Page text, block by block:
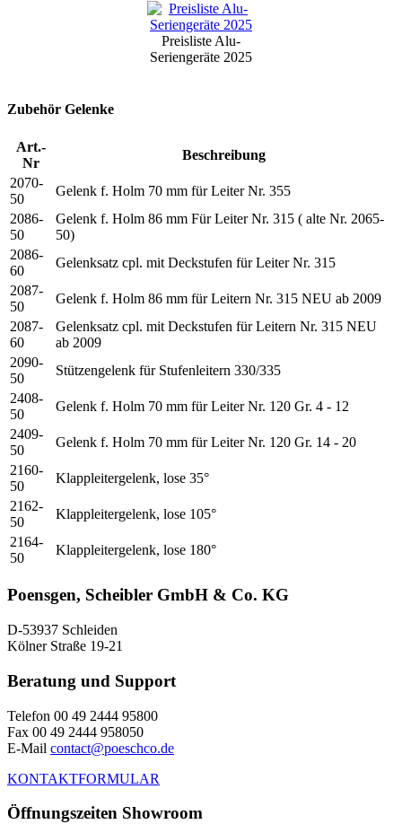
Preisliste Alu-
Seriengeräte 2025
Zubehör Gelenke
Art.-
Nr
Beschreibung
2070-
50
Gelenk f. Holm 70 mm für Leiter Nr. 355
2086-
50
Gelenk f. Holm 86 mm Für Leiter Nr. 315 ( alte Nr. 2065-
50)
2086-
60
Gelenksatz cpl. mit Deckstufen für Leiter Nr. 315
2087-
50
Gelenk f. Holm 86 mm für Leitern Nr. 315 NEU ab 2009
2087-
60
Gelenksatz cpl. mit Deckstufen für Leitern Nr. 315 NEU
ab 2009
2090-
50
Stützengelenk für Stufenleitern 330/335
2408-
50
Gelenk f. Holm 70 mm für Leiter Nr. 120 Gr. 4 - 12
2409-
50
Gelenk f. Holm 70 mm für Leiter Nr. 120 Gr. 14 - 20
2160-
50
Klappleitergelenk, lose 35°
2162-
50
Klappleitergelenk, lose 105°
2164-
50
Klappleitergelenk, lose 180°
Poensgen, Scheibler GmbH & Co. KG
D-53937 Schleiden
Kölner Straße 19-21
Beratung und Support
Telefon 00 49 2444 95800
Fax 00 49 2444 958050
E-Mail contact@poeschco.de
KONTAKTFORMULAR
Öffnungszeiten Showroom